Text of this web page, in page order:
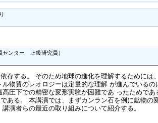
ンター　上級研究員）
存する。 そのため地球の進化を理解するために
物質のレオロジーは定量的な理解 が進んでいる
圧下での精密な変形実験が困難であ ったためで
ある。 本講演では、まずカンラン石を例に鉱物
演者らの最近の取り組みについて紹介する。